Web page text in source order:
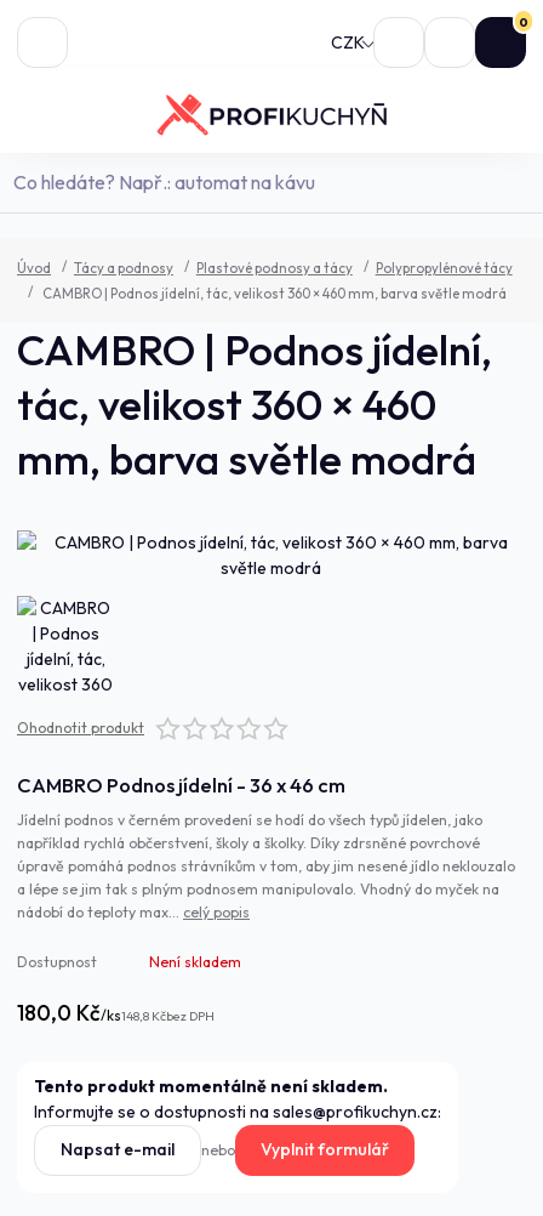
CZK
0
Úvod Tácy a podnosy Plastové podnosy a tácy
Polypropylénové tácy
CAMBRO | Podnos jídelní, tác, velikost 360 × 460 mm, barva světle modrá
CAMBRO | Podnos jídelní,
tác, velikost 360 × 460
mm, barva světle modrá
Ohodnotit produkt
CAMBRO Podnos jídelní - 36 x 46 cm
Jídelní podnos v černém provedení se hodí do všech typů jídelen, jako
například rychlá občerstvení, školy a školky. Díky zdrsněné povrchové
úpravě pomáhá podnos strávníkům v tom, aby jim nesené jídlo neklouzalo
a lépe se jim tak s plným podnosem manipulovalo. Vhodný do myček na
nádobí do teploty max... celý popis
Dostupnost Není skladem
180,0 Kč/ks148,8 Kčbez DPH
Tento produkt momentálně není skladem.
Informujte se o dostupnosti na sales@profikuchyn.cz:
Napsat e-mail
nebo Vyplnit formulář